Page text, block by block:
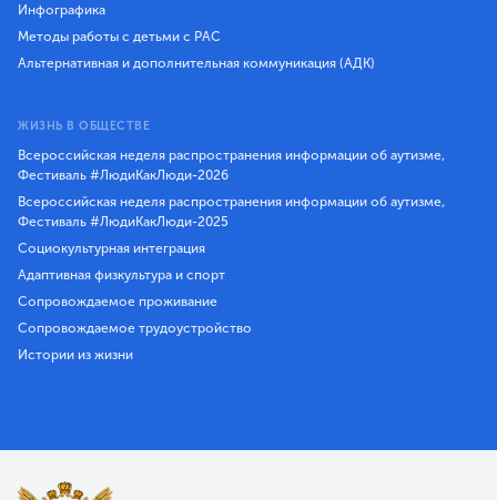
Инфографика
Методы работы с детьми с РАС
Альтернативная и дополнительная коммуникация (АДК)
ЖИЗНЬ В ОБЩЕСТВЕ
Всероссийская неделя распространения информации об аутизме,
Фестиваль #ЛюдиКакЛюди-2026
Всероссийская неделя распространения информации об аутизме,
Фестиваль #ЛюдиКакЛюди-2025
Социокультурная интеграция
Адаптивная физкультура и спорт
Сопровождаемое проживание
Сопровождаемое трудоустройство
Истории из жизни